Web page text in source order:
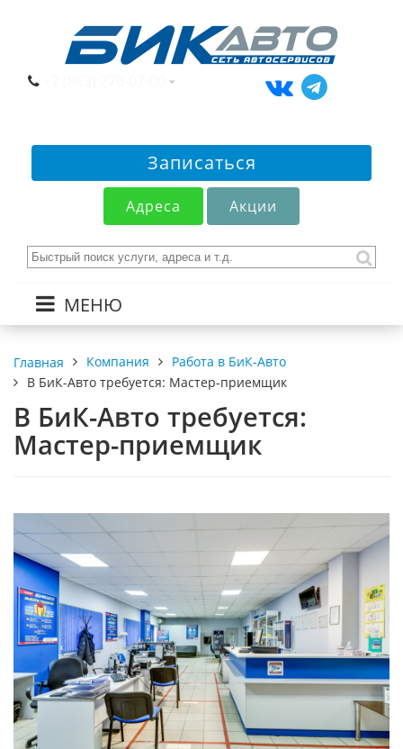
Записаться
Адреса Акции
МЕНЮ
Главная Компания
Работа в БиК-Авто
В БиК-Авто требуется: Мастер-приемщик
В БиК-Авто требуется:
Мастер-приемщик